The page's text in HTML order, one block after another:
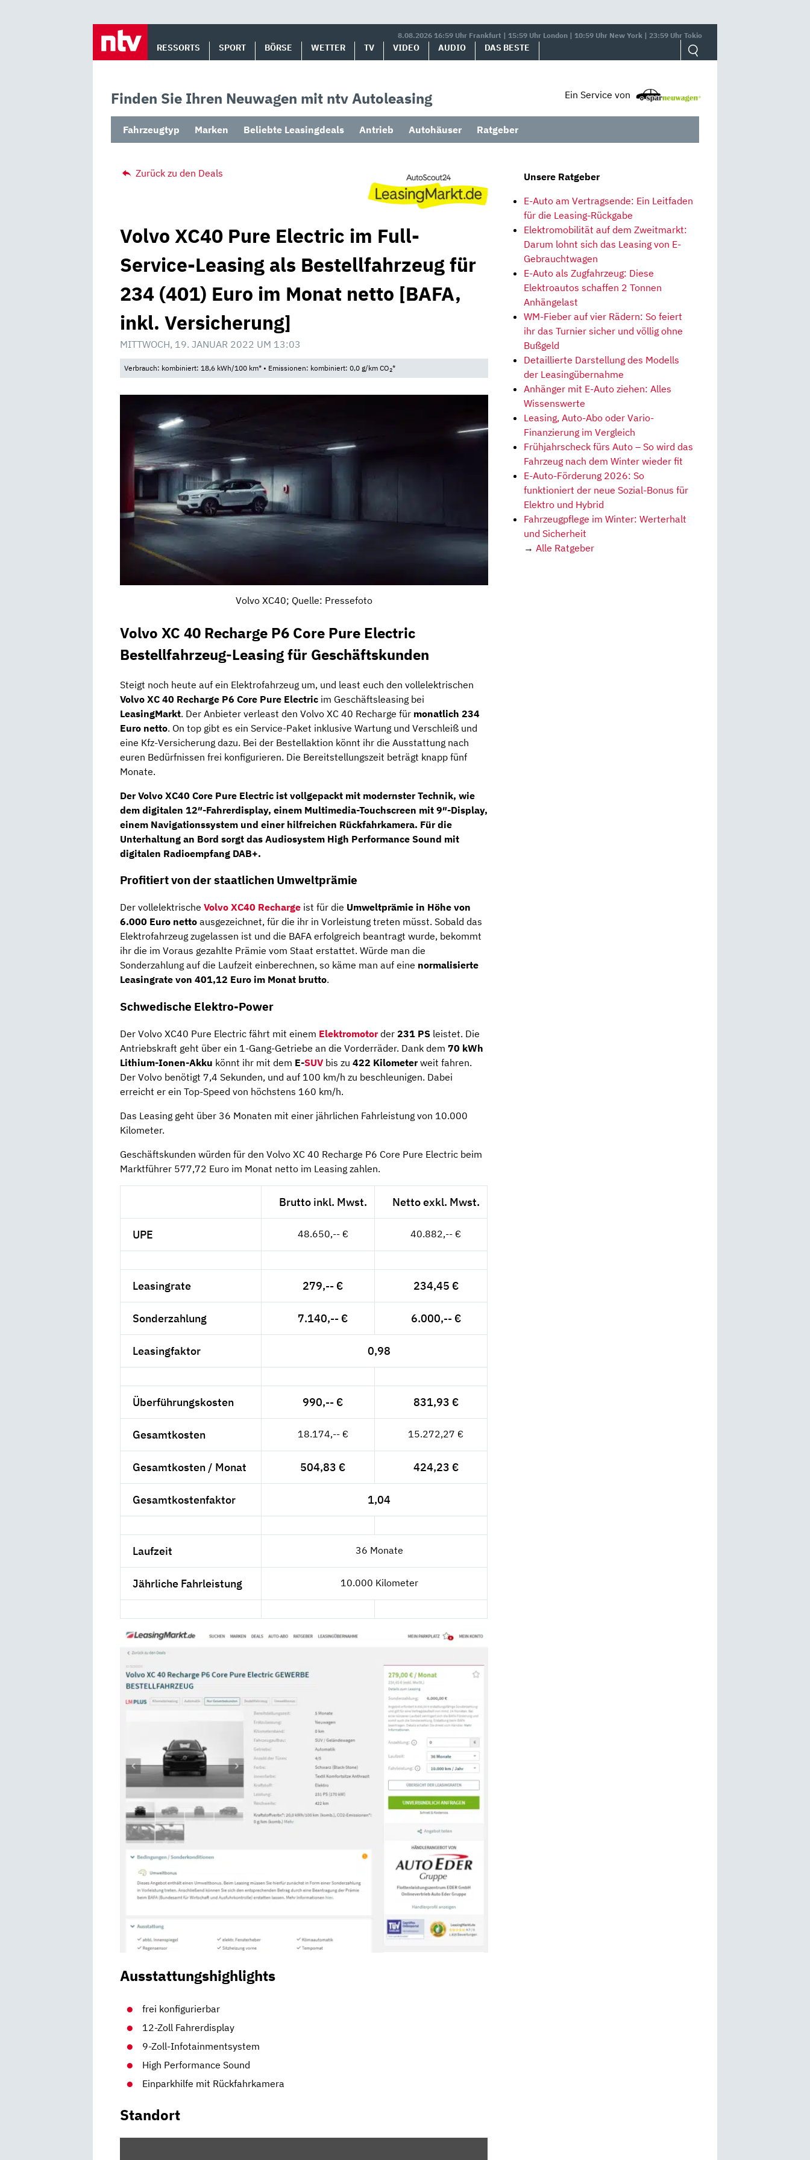
8.08.2026 16:59 Uhr Frankfurt | 15:59 Uhr London | 10:59 Uhr New York | 23:59 Uhr Tokio
RESSORTS SPORT BÖRSE WETTER TV VIDEO AUDIO DAS BESTE
Finden Sie Ihren Neuwagen mit ntv Autoleasing Ein Service von
Fahrzeugtyp Marken Beliebte Leasingdeals Antrieb Autohäuser Ratgeber
Zurück zu den Deals
Volvo XC40 Pure Electric im Full-
Service-Leasing als Bestellfahrzeug für
234 (401) Euro im Monat netto [BAFA,
inkl. Versicherung]
MITTWOCH, 19. JANUAR 2022 UM 13:03
Verbrauch: kombiniert: 18,6 kWh/100 km* • Emissionen: kombiniert: 0,0 g/km CO2*
Volvo XC40; Quelle: Pressefoto
Volvo XC 40 Recharge P6 Core Pure Electric
Bestellfahrzeug-Leasing für Geschäftskunden
Steigt noch heute auf ein Elektrofahrzeug um, und least euch den vollelektrischen
Volvo XC 40 Recharge P6 Core Pure Electric im Geschäftsleasing bei
LeasingMarkt. Der Anbieter verleast den Volvo XC 40 Recharge für monatlich 234
Euro netto. On top gibt es ein Service-Paket inklusive Wartung und Verschleiß und
eine Kfz-Versicherung dazu. Bei der Bestellaktion könnt ihr die Ausstattung nach
euren Bedürfnissen frei konfigurieren. Die Bereitstellungszeit beträgt knapp fünf
Monate.
Der Volvo XC40 Core Pure Electric ist vollgepackt mit modernster Technik, wie
dem digitalen 12″-Fahrerdisplay, einem Multimedia-Touchscreen mit 9″-Display,
einem Navigationssystem und einer hilfreichen Rückfahrkamera. Für die
Unterhaltung an Bord sorgt das Audiosystem High Performance Sound mit
digitalen Radioempfang DAB+.
Profitiert von der staatlichen Umweltprämie
Der vollelektrische Volvo XC40 Recharge ist für die Umweltprämie in Höhe von
6.000 Euro netto ausgezeichnet, für die ihr in Vorleistung treten müsst. Sobald das
Elektrofahrzeug zugelassen ist und die BAFA erfolgreich beantragt wurde, bekommt
ihr die im Voraus gezahlte Prämie vom Staat erstattet. Würde man die
Sonderzahlung auf die Laufzeit einberechnen, so käme man auf eine normalisierte
Leasingrate von 401,12 Euro im Monat brutto.
Schwedische Elektro-Power
Der Volvo XC40 Pure Electric fährt mit einem Elektromotorder 231 PS leistet. Die
Antriebskraft geht über ein 1-Gang-Getriebe an die Vorderräder. Dank dem 70 kWh
Lithium-Ionen-Akku könnt ihr mit dem E-SUV bis zu 422 Kilometerweit fahren.
Der Volvo benötigt 7,4 Sekunden, und auf 100 km/h zu beschleunigen. Dabei
erreicht er ein Top-Speed von höchstens 160 km/h.
Das Leasing geht über 36 Monaten mit einer jährlichen Fahrleistung von 10.000
Kilometer.
Geschäftskunden würden für den Volvo XC 40 Recharge P6 Core Pure Electric beim
Marktführer 577,72 Euro im Monat netto im Leasing zahlen.
Brutto inkl. Mwst. Netto exkl. Mwst.
UPE 48.650,-- € 40.882,-- €
Leasingrate 279,-- € 234,45 €
Sonderzahlung 7.140,-- € 6.000,-- €
Leasingfaktor 0,98
Überführungskosten 990,-- € 831,93 €
Gesamtkosten 18.174,-- € 15.272,27 €
Gesamtkosten / Monat 504,83 € 424,23 €
Gesamtkostenfaktor 1,04
Laufzeit 36 Monate
Jährliche Fahrleistung 10.000 Kilometer
Ausstattungshighlights
frei konfigurierbar
12-Zoll Fahrerdisplay
9-Zoll-Infotainmentsystem
High Performance Sound
Einparkhilfe mit Rückfahrkamera
Standort
Unsere Ratgeber
E-Auto am Vertragsende: Ein Leitfaden
für die Leasing-Rückgabe
Elektromobilität auf dem Zweitmarkt:
Darum lohnt sich das Leasing von E-
Gebrauchtwagen
E-Auto als Zugfahrzeug: Diese
Elektroautos schaffen 2 Tonnen
Anhängelast
WM-Fieber auf vier Rädern: So feiert
ihr das Turnier sicher und völlig ohne
Bußgeld
Detaillierte Darstellung des Modells
der Leasingübernahme
Anhänger mit E-Auto ziehen: Alles
Wissenswerte
Leasing, Auto-Abo oder Vario-
Finanzierung im Vergleich
Frühjahrscheck fürs Auto – So wird das
Fahrzeug nach dem Winter wieder fit
E-Auto-Förderung 2026: So
funktioniert der neue Sozial-Bonus für
Elektro und Hybrid
Fahrzeugpflege im Winter: Werterhalt
und Sicherheit
→ Alle Ratgeber